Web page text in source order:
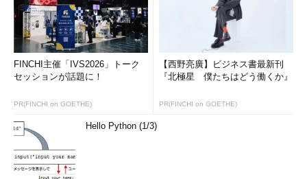
FINCHI主催「IVS2026」トーク
セッションが話題に！
PR(FINCHI on GOETHE)
【西野亮廣】ビジネス書最新刊
『北極星 僕たちはどう働くか』
PR(FINCHI on GOETHE)
Hello Python (1/3)